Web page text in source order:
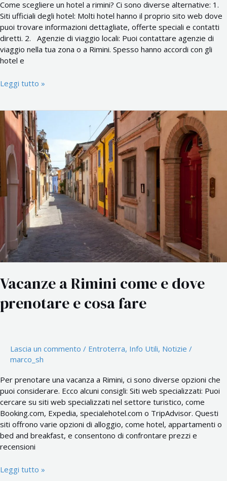
Come scegliere un hotel a rimini? Ci sono diverse alternative: 1.
Siti ufficiali degli hotel: Molti hotel hanno il proprio sito web dove
puoi trovare informazioni dettagliate, offerte speciali e contatti
diretti. 2. Agenzie di viaggio locali: Puoi contattare agenzie di
viaggio nella tua zona o a Rimini. Spesso hanno accordi con gli
hotel e
Leggi tutto »
Vacanze a Rimini come e dove
prenotare e cosa fare
Lascia un commento / Entroterra, Info Utili, Notizie /
marco_sh
Per prenotare una vacanza a Rimini, ci sono diverse opzioni che
puoi considerare. Ecco alcuni consigli: Siti web specializzati: Puoi
cercare su siti web specializzati nel settore turistico, come
Booking.com, Expedia, specialehotel.com o TripAdvisor. Questi
siti offrono varie opzioni di alloggio, come hotel, appartamenti o
bed and breakfast, e consentono di confrontare prezzi e
recensioni
Vacanze
Rimini
come
dove
prenotare
e
Leggi tutto »